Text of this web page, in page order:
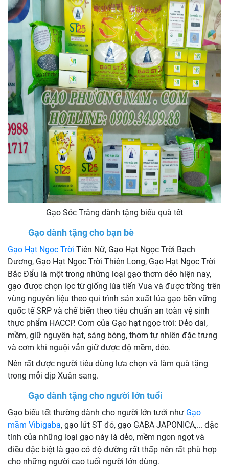
Gạo Sóc Trăng dành tặng biếu quà tết
Gạo dành tặng cho bạn bè
Gạo Hạt Ngọc Trời Tiên Nữ, Gạo Hạt Ngọc Trời Bạch
Dương, Gạo Hạt Ngọc Trời Thiên Long, Gạo Hạt Ngọc Trời
Bắc Đẩu là một trong những loại gạo thơm dẻo hiện nay,
gạo được chọn lọc từ giống lúa tiến Vua và được trồng trên
vùng nguyên liệu theo qui trình sản xuất lúa gạo bền vững
quốc tế SRP và chế biến theo tiêu chuẩn an toàn vệ sinh
thực phẩm HACCP. Cơm của Gạo hạt ngọc trời: Dẻo dai,
mềm, giữ nguyên hạt, sáng bóng, thơm tự nhiên đặc trưng
và cơm khi nguội vẫn giữ được độ mềm, dẻo.
Nên rất được người tiêu dùng lựa chọn và làm quà tặng
trong mỗi dịp Xuân sang.
Gạo dành tặng cho người lớn tuổi
Gạo biếu tết thường dành cho người lớn tưởi như Gạo
mầm Vibigaba, gạo lứt ST đỏ, gạo GABA JAPONICA,... đặc
tính của những loại gạo này là dẻo, mềm ngon ngọt và
điều đặc biệt là gạo có độ đường rất thấp nên rất phù hợp
cho những người cao tuổi người lớn dùng.